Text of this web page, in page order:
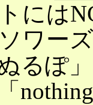
には
ワー
るぽ